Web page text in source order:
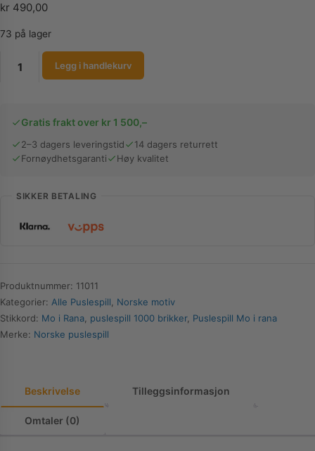
kr 490,00
73 på lager
Rana
1000
antall
Legg i handlekurv
Gratis frakt over kr 1 500,–
2–3 dagers leveringstid
14 dagers returrett
Fornøydhetsgaranti
Høy kvalitet
SIKKER BETALING
Produktnummer: 11011
Kategorier: Alle Puslespill
Norske motiv
Stikkord: Mo i Rana puslespill 1000 brikker, Puslespill Mo i rana
Merke: Norske puslespill
Beskrivelse Tilleggsinformasjon
Omtaler (0)